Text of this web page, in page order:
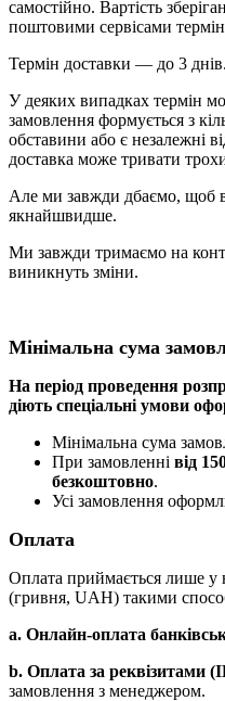
самостійно. Вартість
поштовими сервісами
Термін доставки — до 3 днів.
У деяких випадках термін
замовлення формується з
обставини або є незалежні
доставка може тривати
Але ми завжди дбаємо, щоб
якнайшвидше.
Ми завжди тримаємо на
виникнуть зміни.
Мінімальна сума
На період проведення
діють спеціальні умови
Мінімальна сума
При замовленні від
безкоштовно.
Усі замовлення
Оплата
Оплата приймається лише у
(гривня, UAH) такими
a. Онлайн-оплата
b. Оплата за реквізитами
замовлення з менеджером.